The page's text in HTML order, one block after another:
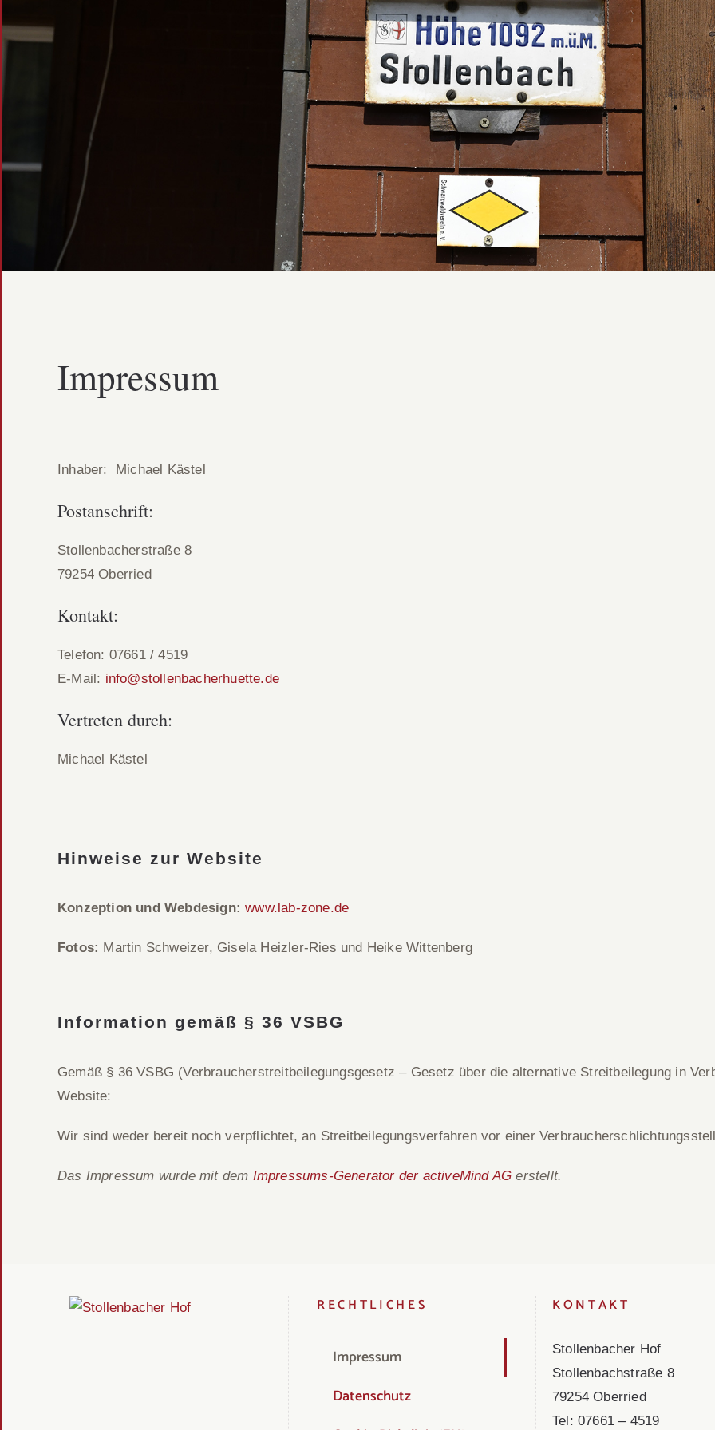
Impressum
Inhaber: Michael Kästel
Postanschrift:
Stollenbacherstraße 8
79254 Oberried
Kontakt:
Telefon: 07661 / 4519
E-Mail: info@stollenbacherhuette.de
Vertreten durch:
Michael Kästel
Hinweise zur Website
Konzeption und Webdesign: www.lab-zone.de
Fotos: Martin Schweizer, Gisela Heizler-Ries und Heike Wittenberg
Information gemäß § 36 VSBG
Gemäß § 36 VSBG (Verbraucherstreitbeilegungsgesetz – Gesetz über die alternative Streitbeilegung in
Website:
Wir sind weder bereit noch verpflichtet, an Streitbeilegungsverfahren vor einer
Das Impressum wurde mit dem Impressums-Generator der activeMind AG erstellt.
RECHTLICHES
Impressum
Datenschutz
KONTAKT
Stollenbacher Hof
Stollenbachstraße 8
79254 Oberried
Tel: 07661 – 4519